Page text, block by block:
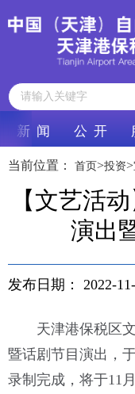
新 闻 公 开
当前位置： 首页>投资>
【文艺活
演出
发布日期： 2022-
天津港保税区
暨话剧节目演出，
录制完成，将于11